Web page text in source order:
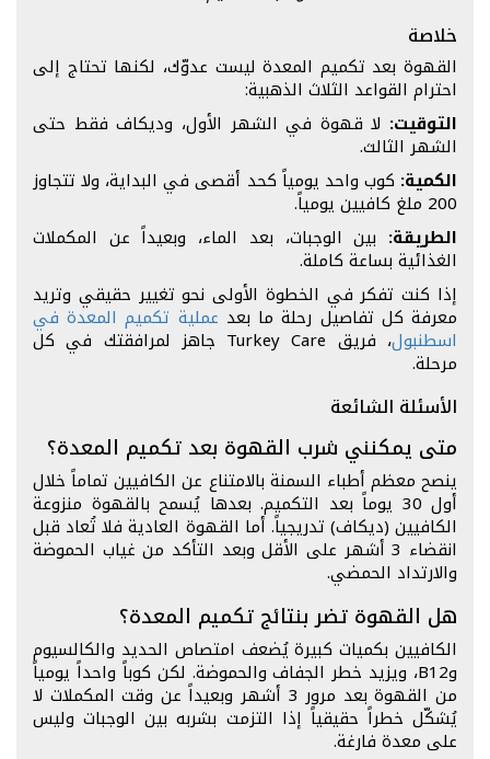
خلاصة
القهوة بعد تكميم المعدة ليست عدوّك، لكنها تحتاج إلى
احترام القواعد الثلاث الذهبية:
التوقيت: لا قهوة في الشهر الأول، وديكاف فقط حتى
الشهر الثالث.
الكمية: كوب واحد يومياً كحد أقصى في البداية، ولا تتجاوز
200 ملغ كافيين يومياً.
الطريقة: بين الوجبات، بعد الماء، وبعيداً عن المكملات
الغذائية بساعة كاملة.
إذا كنت تفكر في الخطوة الأولى نحو تغيير حقيقي وتريد
معرفة كل تفاصيل رحلة ما بعد عملية تكميم المعدة في
اسطنبول ، فريق Turkey Care جاهز لمرافقتك في كل
مرحلة.
الأسئلة الشائعة
متى يمكنني شرب القهوة بعد تكميم المعدة؟
ينصح معظم أطباء السمنة بالامتناع عن الكافيين تماماً خلال
أول 30 يوماً بعد التكميم. بعدها يُسمح بالقهوة منزوعة
الكافيين (ديكاف) تدريجياً. أما القهوة العادية فلا تُعاد قبل
انقضاء 3 أشهر على الأقل وبعد التأكد من غياب الحموضة
والارتداد الحمضي.
هل القهوة تضر بنتائج تكميم المعدة؟
الكافيين بكميات كبيرة يُضعف امتصاص الحديد والكالسيوم
وB12، ويزيد خطر الجفاف والحموضة. لكن كوباً واحداً يومياً
من القهوة بعد مرور 3 أشهر وبعيداً عن وقت المكملات لا
يُشكّل خطراً حقيقياً إذا التزمت بشربه بين الوجبات وليس
على معدة فارغة.